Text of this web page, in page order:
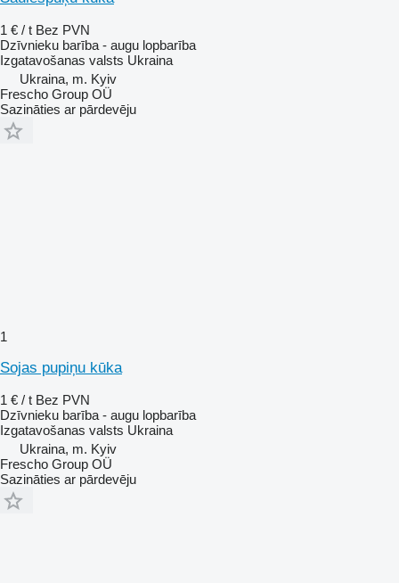
1 € / t Bez PVN
Dzīvnieku barība - augu lopbarība
Izgatavošanas valsts Ukraina
Ukraina, m. Kyiv
Frescho Group OÜ
Sazināties ar pārdevēju
1
Sojas pupiņu kūka
1 € / t Bez PVN
Dzīvnieku barība - augu lopbarība
Izgatavošanas valsts Ukraina
Ukraina, m. Kyiv
Frescho Group OÜ
Sazināties ar pārdevēju